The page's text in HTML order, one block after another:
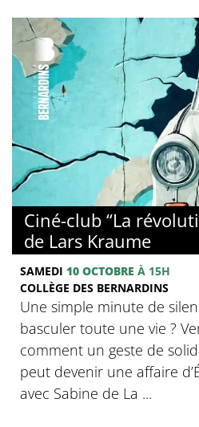
Ciné-club “La
de Lars Kraume
SAMEDI 10 OCTOBRE À 15H
COLLÈGE DES BERNARDINS
Une simple minute de
basculer toute une vie ?
comment un geste de
peut devenir une affaire
avec Sabine de La ...